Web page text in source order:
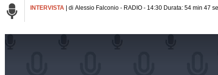
INTERVISTA | di Alessio Falconio - RADIO - 14:30 Durata: 54 min 47